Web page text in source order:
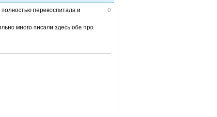
0
перевоспитала и
много писали здесь обе про